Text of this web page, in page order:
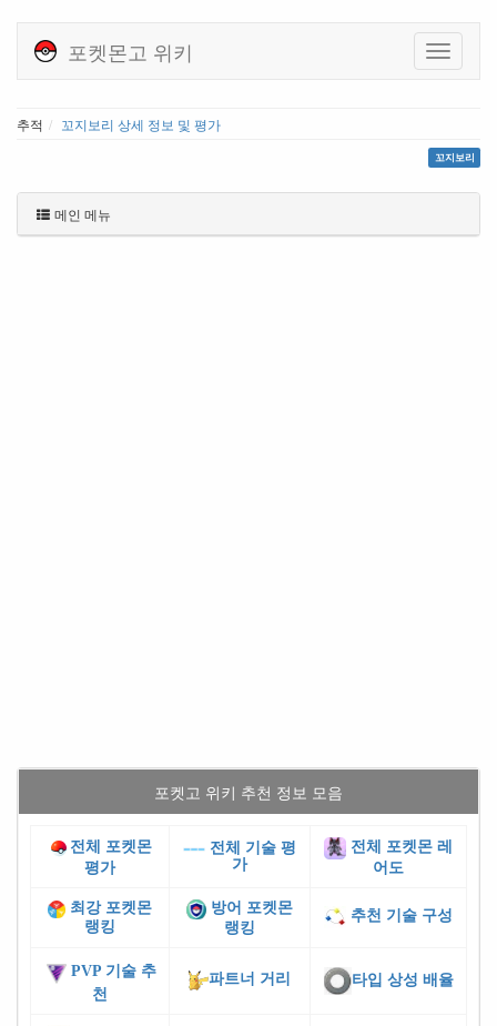
포켓몬고 위키
추적 꼬지보리 상세 정보 및 평가
꼬지보리
메인 메뉴
포켓고 위키 추천 정보 모음
전체 포켓몬
평가
전체 기술 평
가
전체 포켓몬 레
어도
최강 포켓몬
랭킹
방어 포켓몬
랭킹
추천 기술 구성
PVP 기술 추
천
파트너 거리 타입 상성 배율